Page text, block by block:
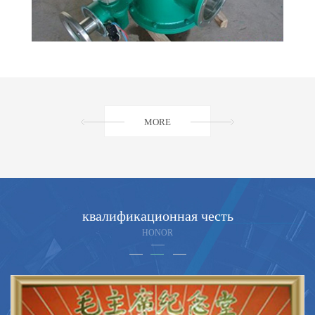
MORE
квалификационная честь
HONOR